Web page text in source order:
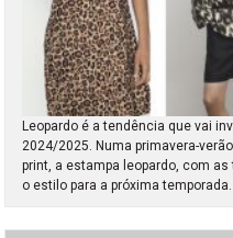
Leopardo é a tendência que vai
2024/2025. Numa primavera-
print, a estampa leopardo, com
o estilo para a próxima